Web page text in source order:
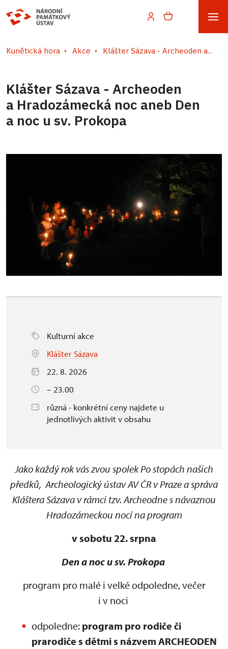
Kunětická hora Akce Klášter Sázava - Archeoden a...
Klášter Sázava - Archeoden
a Hradozámecká noc aneb Den
a noc u sv. Prokopa
Kulturní akce
Klášter Sázava
22. 8. 2026
– 23.00
různá - konkrétní ceny najdete u
jednotlivých aktivit v obsahu
Jako každý rok vás zvou spolek Po stopách našich
předků, Archeologický ústav AV ČR v Praze a správa
Kláštera Sázava v rámci tzv. Archeodne s návaznou
Hradozámeckou nocí na program
v sobotu 22. srpna
Den a noc u sv. Prokopa
program pro malé i velké odpoledne, večer
i v noci
odpoledne: program pro rodiče či
prarodiče s dětmi s názvem ARCHEODEN